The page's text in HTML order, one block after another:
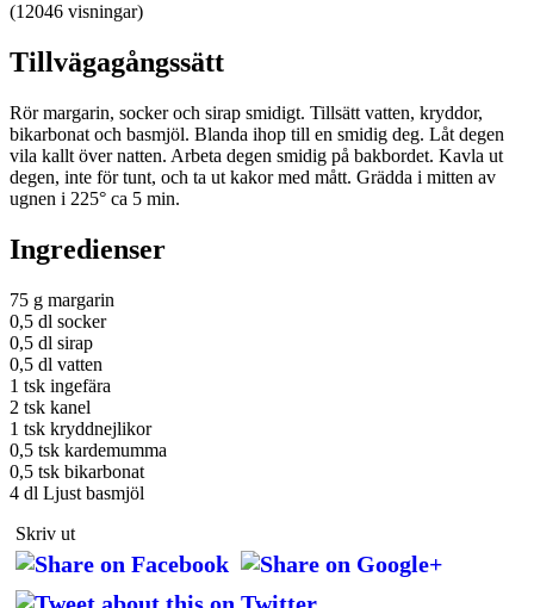
(12046 visningar)
Tillvägagångssätt
Rör margarin, socker och sirap smidigt. Tillsätt vatten, kryddor,
bikarbonat och basmjöl. Blanda ihop till en smidig deg. Låt degen
vila kallt över natten. Arbeta degen smidig på bakbordet. Kavla ut
degen, inte för tunt, och ta ut kakor med mått. Grädda i mitten av
ugnen i 225° ca 5 min.
Ingredienser
75 g margarin
0,5 dl socker
0,5 dl sirap
0,5 dl vatten
1 tsk ingefära
2 tsk kanel
1 tsk kryddnejlikor
0,5 tsk kardemumma
0,5 tsk bikarbonat
4 dl Ljust basmjöl
Skriv ut